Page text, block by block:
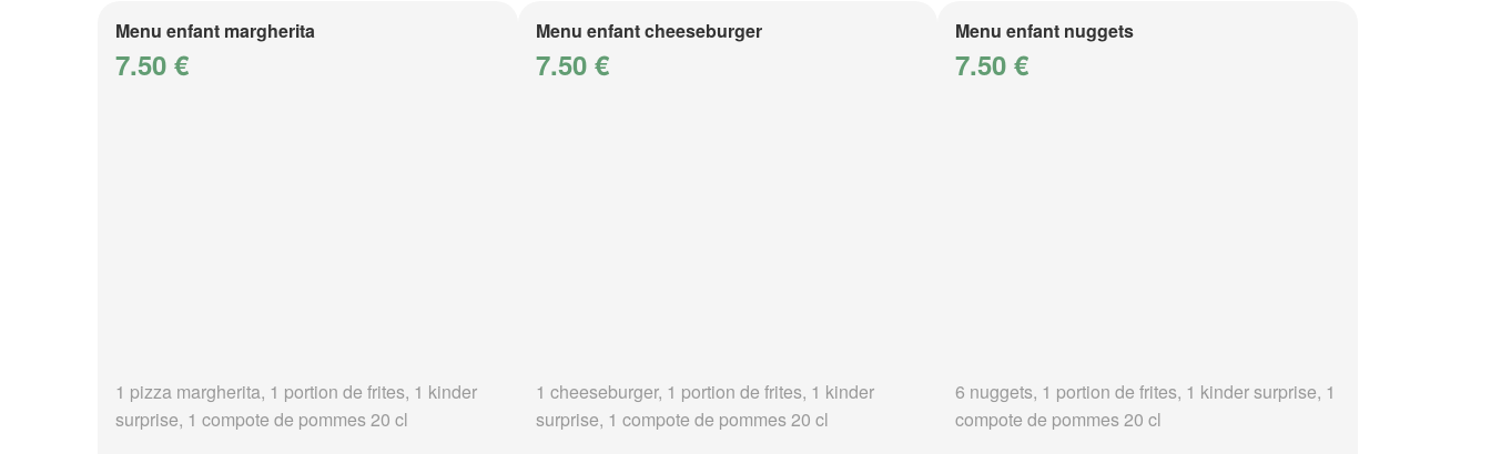
Menu enfant margherita
7.50 €
1 pizza margherita, 1 portion de frites, 1 kinder
surprise, 1 compote de pommes 20 cl
Menu enfant cheeseburger
7.50 €
1 cheeseburger, 1 portion de frites, 1 kinder
surprise, 1 compote de pommes 20 cl
Menu enfant nuggets
7.50 €
6 nuggets, 1 portion de frites, 1 kinder surprise, 1
compote de pommes 20 cl